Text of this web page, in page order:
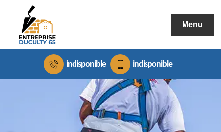
Menu
indisponible indisponible